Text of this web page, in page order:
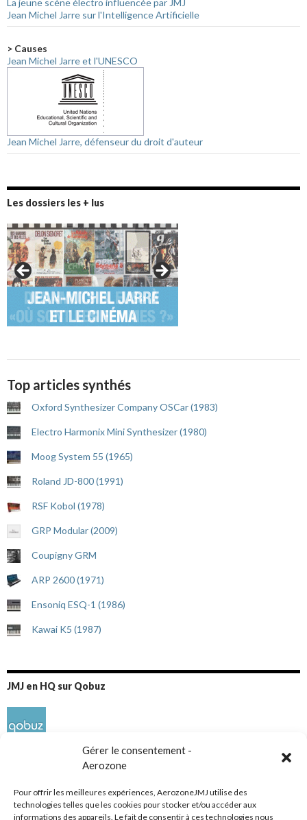
Gérer le consentement -
Aerozone
Pour offrir les meilleures expériences, AerozoneJMJ utilise des
technologies telles que les cookies pour stocker et/ou accéder aux
informations des appareils. Le fait de consentir à ces technologies nous
Jean Michel Jarre sur l'Intelligence Artificielle
> Causes
Jean Michel Jarre et l'UNESCO
Jean Michel Jarre, défenseur du droit d'auteur
Les dossiers les + lus
Top articles synthés
Oxford Synthesizer Company OSCar (1983)
Electro Harmonix Mini Synthesizer (1980)
Moog System 55 (1965)
Roland JD-800 (1991)
RSF Kobol (1978)
GRP Modular (2009)
Coupigny GRM
ARP 2600 (1971)
Ensoniq ESQ-1 (1986)
Kawai K5 (1987)
JMJ en HQ sur Qobuz